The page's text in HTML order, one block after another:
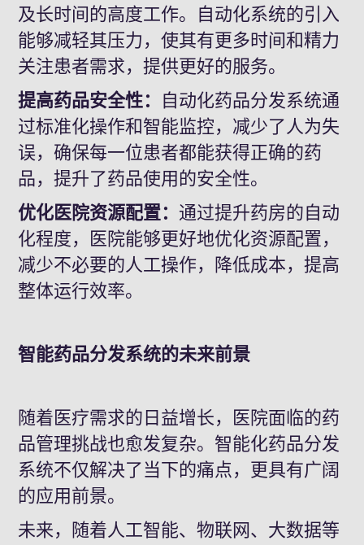
及长时间的高度工作。自动化系统的引入
能够减轻其压力，使其有更多时间和精力
关注患者需求，提供更好的服务。
提高药品安全性：
自动化药品分发系统通
过标准化操作和智能监控，减少了人为失
误，确保每一位患者都能获得正确的药
品，提升了药品使用的安全性。
优化医院资源配置： 通过提升药房的自动
化程度，医院能够更好地优化资源配置，
减少不必要的人工操作，降低成本，提高
整体运行效率。
智能药品分发系统的未来前景
随着医疗需求的日益增长，医院面临的药
品管理挑战也愈发复杂。智能化药品分发
系统不仅解决了当下的痛点，更具有广阔
的应用前景。
未来，随着人工智能、物联网、大数据等